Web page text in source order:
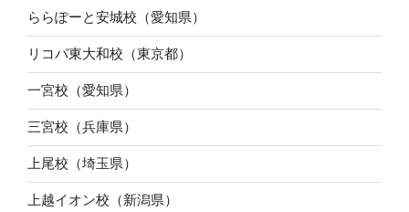
ららぽーと安城校（愛知県）
リコパ東大和校（東京都）
一宮校（愛知県）
三宮校（兵庫県）
上尾校（埼玉県）
上越イオン校（新潟県）